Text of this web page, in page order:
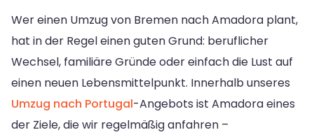
Wer einen Umzug von Bremen nach Amadora plant,
hat in der Regel einen guten Grund: beruflicher
Wechsel, familiäre Gründe oder einfach die Lust auf
einen neuen Lebensmittelpunkt. Innerhalb unseres
Umzug nach Portugal-Angebots ist Amadora eines
der Ziele, die wir regelmäßig anfahren –